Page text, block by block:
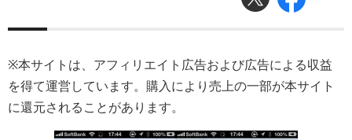
※本サイトは、アフィリエイト広告および広告による収益
を得て運営しています。購入により売上の一部が本サイト
に還元されることがあります。